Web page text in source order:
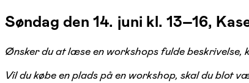
Søndag den 14. juni kl. 13–16,
Ønsker du at læse en workshops fulde beskrivelse,
Vil du købe en plads på en workshop, skal du blot